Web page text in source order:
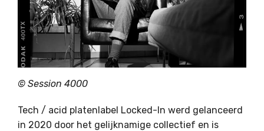
© Session 4000
Tech / acid platenlabel Locked-In werd gelanceerd
in 2020 door het gelijknamige collectief en is